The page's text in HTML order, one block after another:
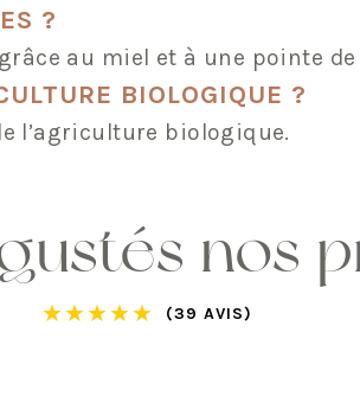
?
au miel et à une pointe de
BIOLOGIQUE ?
l’agriculture biologique.
nos
★★★★★ (39 AVIS)